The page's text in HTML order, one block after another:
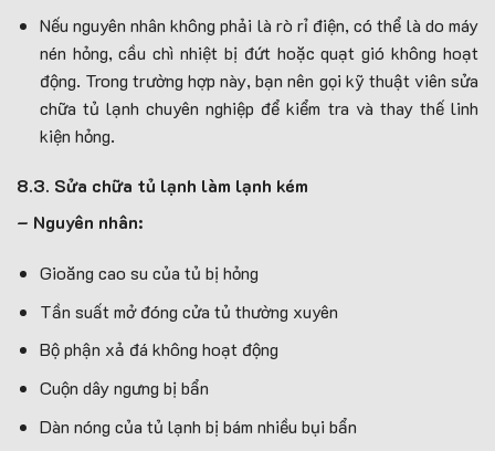
Nếu nguyên nhân không phải là rò rỉ điện, có thể là do máy
nén hỏng, cầu chì nhiệt bị đứt hoặc quạt gió không hoạt
động. Trong trường hợp này, bạn nên gọi kỹ thuật viên sửa
chữa tủ lạnh chuyên nghiệp để kiểm tra và thay thế linh
kiện hỏng.
8.3. Sửa chữa tủ lạnh làm lạnh kém
– Nguyên nhân:
Gioăng cao su của tủ bị hỏng
Tần suất mở đóng cửa tủ thường xuyên
Bộ phận xả đá không hoạt động
Cuộn dây ngưng bị bẩn
Dàn nóng của tủ lạnh bị bám nhiều bụi bẩn